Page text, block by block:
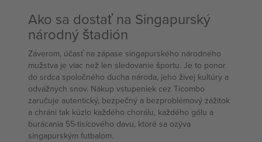
Ako sa dostať na Singapurský
národný štadión
Záverom, účasť na zápase singapurského národného
mužstva je viac než len sledovanie športu. Je to ponor
do srdca spoločného ducha národa, jeho živej kultúry a
odvážnych snov. Nákup vstupeniek cez Ticombo
zaručuje autentický, bezpečný a bezproblémový zážitok
a chráni tak kúzlo každého chorálu, každého gólu a
burácania 55-tisícového davu, ktoré sa ozýva
singapurským futbalom.